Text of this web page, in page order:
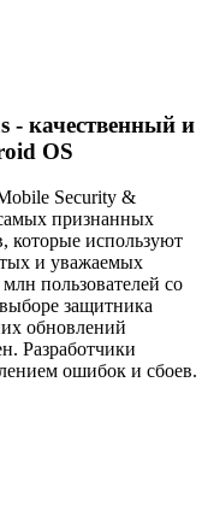
- качественный и
OS
Security &
признанных
которые используют
и уважаемых
пользователей со
защитника
обновлений
Разработчики
ошибок и сбоев.